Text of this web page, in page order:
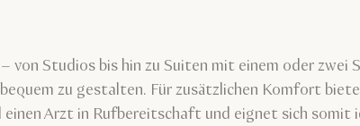
Studios bis hin zu Suiten mit einem oder zwei
zu gestalten. Für zusätzlichen Komfort
Arzt in Rufbereitschaft und eignet sich somit